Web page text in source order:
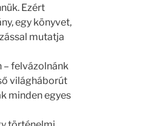
Ezért
egy könyvet,
mutatja
– felvázolnánk
világháborút
minden egyes